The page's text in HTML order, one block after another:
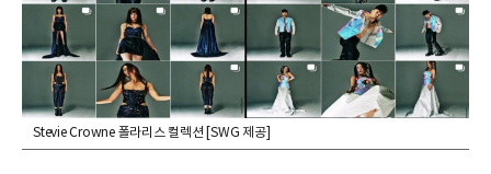
Stevie Crowne 폴라리스 컬렉션 [SWG 제공]